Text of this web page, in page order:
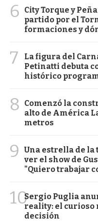
6
City Torque y
partido por el
formaciones y
7
La figura del
Petinatti debuta
histórico
8
Comenzó la
alto de América
metros
9
Una estrella de
ver el show de
"Quiero trabajar
10Sergio Puglia
reality: el curioso
decisión